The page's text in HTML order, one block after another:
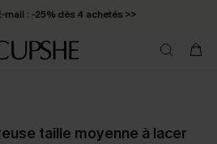
mail : -25% dès 4 achetés >>
taille moyenne à lacer